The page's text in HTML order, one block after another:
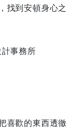
找到安頓身心之
事務所
喜歡的東西透徹